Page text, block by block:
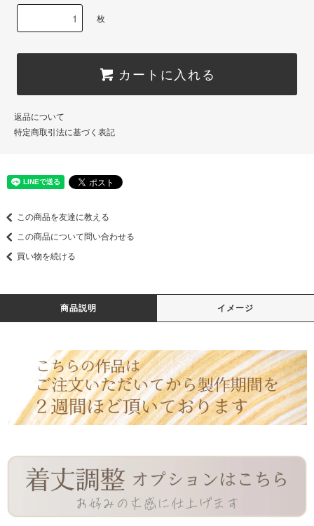
枚
カートに入れる
返品について
特定商取引法に基づく表記
この商品を友達に教える
この商品について問い合わせる
買い物を続ける
商品説明 イメージ